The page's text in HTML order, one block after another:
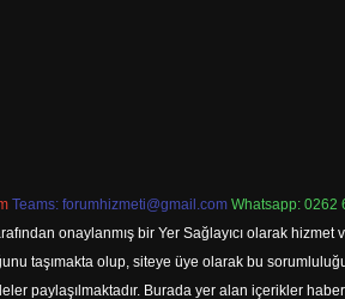
Teams: forumhizmeti@gmail.com Whatsapp: 0262
onaylanmış bir Yer Sağlayıcı olarak
taşımakta olup, siteye üye olarak bu
paylaşılmaktadır. Burada yer alan içerikler